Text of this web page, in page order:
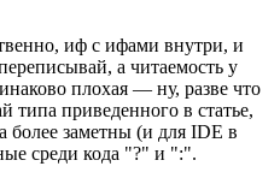
иф с ифами внутри, и
а читаемость у
плохая — ну, разве что
приведенного в статье,
более заметны (и для IDE в
среди кода "?" и ":".